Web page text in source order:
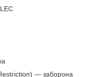
— заборона